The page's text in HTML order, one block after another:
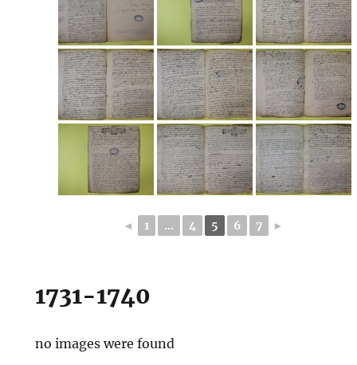
◄ 1 ... 4 5 6 7 ►
1731-1740
no images were found